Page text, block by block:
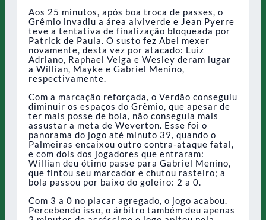
Aos 25 minutos, após boa troca de passes, o
Grêmio invadiu a área alviverde e Jean Pyerre
teve a tentativa de finalização bloqueada por
Patrick de Paula. O susto fez Abel mexer
novamente, desta vez por atacado: Luiz
Adriano, Raphael Veiga e Wesley deram lugar
a Willian, Mayke e Gabriel Menino,
respectivamente.
Com a marcação reforçada, o Verdão conseguiu
diminuir os espaços do Grêmio, que apesar de
ter mais posse de bola, não conseguia mais
assustar a meta de Weverton. Esse foi o
panorama do jogo até minuto 39, quando o
Palmeiras encaixou outro contra-ataque fatal,
e com dois dos jogadores que entraram:
Willian deu ótimo passe para Gabriel Menino,
que fintou seu marcador e chutou rasteiro; a
bola passou por baixo do goleiro: 2 a 0.
Com 3 a 0 no placar agregado, o jogo acabou.
Percebendo isso, o árbitro também deu apenas